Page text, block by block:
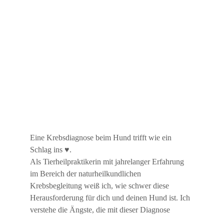
Eine Krebsdiagnose beim Hund trifft wie ein
Schlag ins ♥️.
Als Tierheilpraktikerin mit jahrelanger Erfahrung
im Bereich der naturheilkundlichen
Krebsbegleitung weiß ich, wie schwer diese
Herausforderung für dich und deinen Hund ist. Ich
verstehe die Ängste, die mit dieser Diagnose